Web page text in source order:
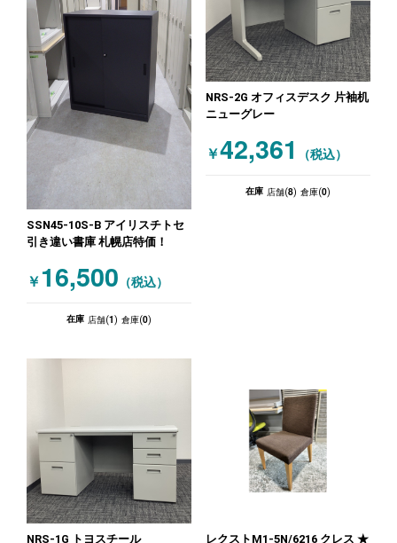
SSN45-10S-B アイリスチトセ
引き違い書庫 札幌店特価！
￥ 16,500 （税込）
在庫 店舗(1) 倉庫(0)
NRS-2G オフィスデスク 片袖机
ニューグレー
￥42,361 （税込）
在庫 店舗(8) 倉庫(0)
NRS-1G トヨスチール
レクストM1-5N/6216 クレス ★